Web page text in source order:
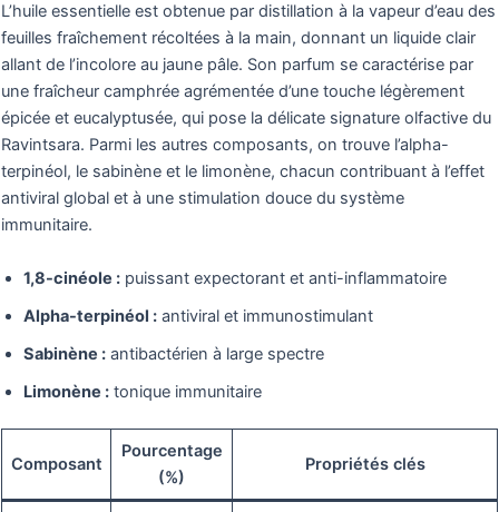
L’huile essentielle est obtenue par distillation à la vapeur d’eau des
feuilles fraîchement récoltées à la main, donnant un liquide clair
allant de l’incolore au jaune pâle. Son parfum se caractérise par
une fraîcheur camphrée agrémentée d’une touche légèrement
épicée et eucalyptusée, qui pose la délicate signature olfactive du
Ravintsara. Parmi les autres composants, on trouve l’alpha-
terpinéol, le sabinène et le limonène, chacun contribuant à l’effet
antiviral global et à une stimulation douce du système
immunitaire.
1,8-cinéole : puissant expectorant et anti-inflammatoire
Alpha-terpinéol : antiviral et immunostimulant
Sabinène : antibactérien à large spectre
Limonène : tonique immunitaire
Composant
Pourcentage
(%)
Propriétés clés